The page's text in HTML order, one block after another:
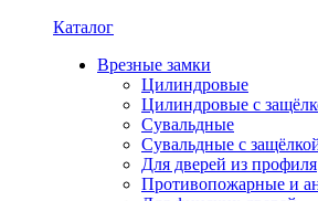
Каталог
Врезные замки
Цилиндровые
Цилиндровые с
Сувальдные
Сувальдные с
Для дверей из профиля
Противопожарные и